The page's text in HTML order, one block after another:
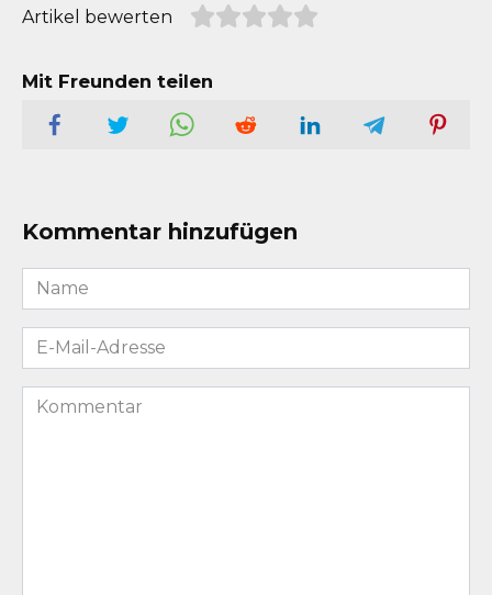
Artikel bewerten
Mit Freunden teilen
Kommentar hinzufügen
Name
*
E-
Mail-
Adresse
Kommentar